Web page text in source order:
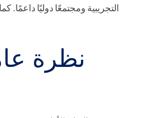
التجريبية ومجتمعًا دوليًا
نظرة